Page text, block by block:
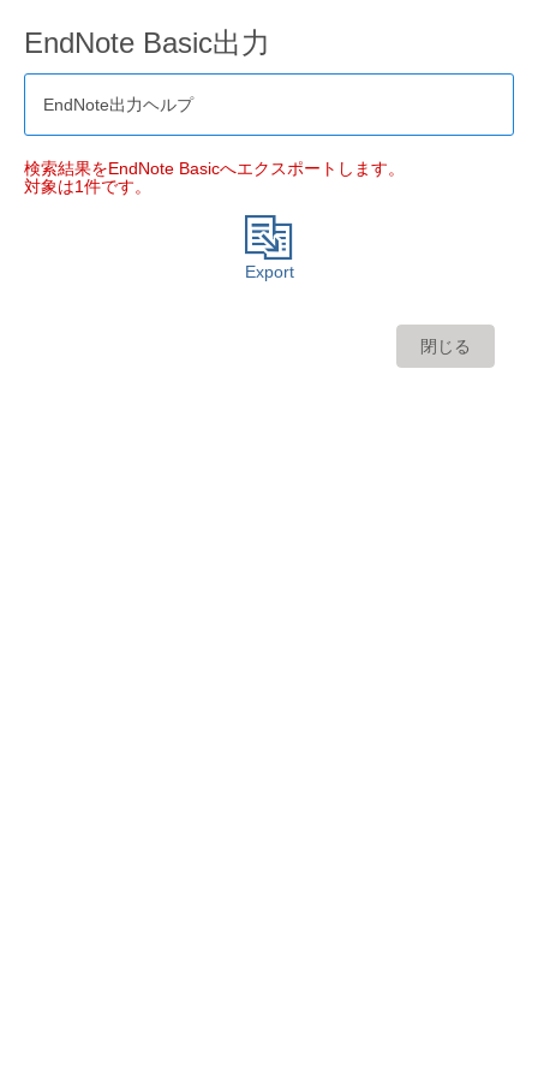
EndNote Basic出力
EndNote出力ヘルプ
検索結果をEndNote Basicへエクスポートします。
対象は1件です。
Export